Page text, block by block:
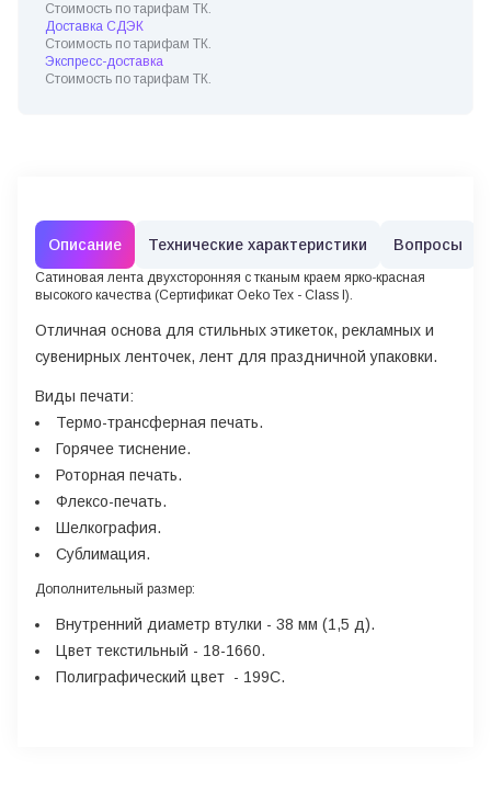
Стоимость по тарифам ТК.
Доставка СДЭК
Стоимость по тарифам ТК.
Экспресс-доставка
Стоимость по тарифам ТК.
Описание Технические характеристики Вопросы
Сатиновая лента двухсторонняя c тканым краем ярко-красная
высокого качества (Сертификат Oeko Tex - Class I).
Отличная основа для стильных этикеток, рекламных и
сувенирных ленточек, лент для праздничной упаковки.
Виды печати:
Термо-трансферная печать.
Горячее тиснение.
Роторная печать.
Флексо-печать.
Шелкография.
Сублимация.
Дополнительный размер:
Внутренний диаметр втулки - 38 мм (1,5 д).
Цвет текстильный - 18-1660.
Полиграфический цвет - 199С.